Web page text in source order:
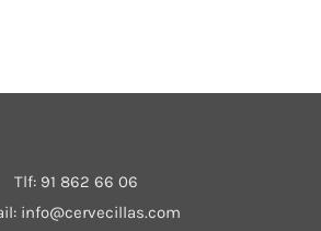
Tlf: 91 862 66 06
info@cervecillas.com